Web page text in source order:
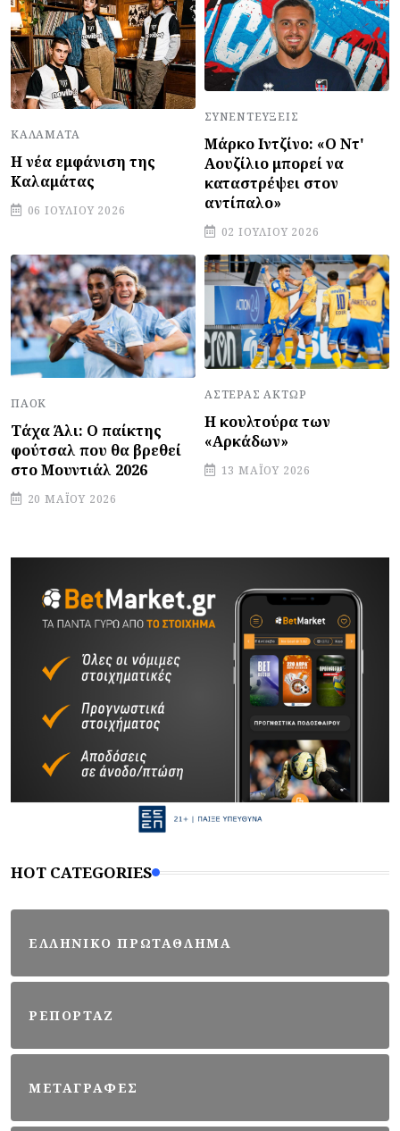
ΚΑΛΑΜΆΤΑ
Η νέα εμφάνιση της
Καλαμάτας
06 ΙΟΥΛΊΟΥ 2026
ΣΥΝΕΝΤΕΎΞΕΙΣ
Μάρκο Ιντζίνο: «Ο Ντ'
Αουζίλιο μπορεί να
καταστρέψει στον
αντίπαλο»
02 ΙΟΥΛΊΟΥ 2026
ΠΑΟΚ
Τάχα Άλι: Ο παίκτης
φούτσαλ που θα βρεθεί
στο Μουντιάλ 2026
20 ΜΑΪ́ΟΥ 2026
ΑΣΤΈΡΑΣ ΆΚΤΩΡ
Η κουλτούρα των
«Αρκάδων»
13 ΜΑΪ́ΟΥ 2026
HOT CATEGORIES
ΕΛΛΗΝΙΚΟ ΠΡΩΤΑΘΛΗΜΑ
ΡΕΠΟΡΤΑΖ
ΜΕΤΑΓΡΑΦΕΣ